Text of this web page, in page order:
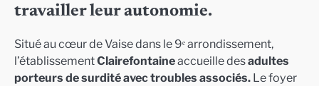
travailler leur autonomie.
Situé au cœur de Vaise dans le 9ᵉ arrondissement,
l’établissementClairefontaineaccueille desadultes
porteurs de surdité avec troubles associés. Le foyer